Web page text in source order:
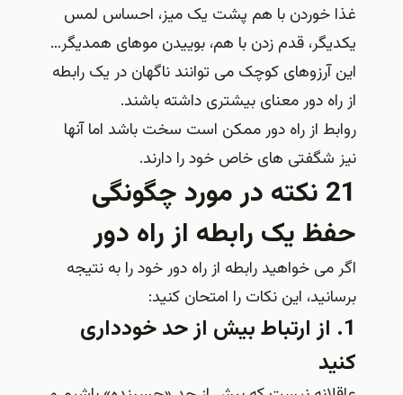
غذا خوردن با هم پشت یک میز، احساس لمس
یکدیگر، قدم زدن با هم، بوییدن موهای همدیگر…
این آرزوهای کوچک می توانند ناگهان در یک رابطه
از راه دور معنای بیشتری داشته باشند.
روابط از راه دور ممکن است سخت باشد اما آنها
نیز شگفتی های خاص خود را دارند.
21 نکته در مورد چگونگی
حفظ یک رابطه از راه دور
اگر می خواهید رابطه از راه دور خود را به نتیجه
برسانید، این نکات را امتحان کنید:
1. از ارتباط بیش از حد خودداری
کنید